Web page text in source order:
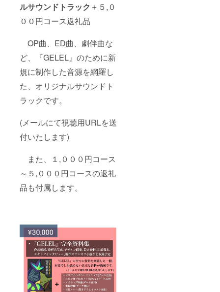
ルサウンドトラック ＋５,０
００円コース返礼品
OP曲、ED曲、劇伴曲な
ど、『GELEL』のために新
規に制作した音源を網羅し
た、オリジナルサウンドト
ラックです。
(メールにて視聴用URLを送
付いたします)
また、１,０００円コース
～５,０００円コースの返礼
品も付属します。